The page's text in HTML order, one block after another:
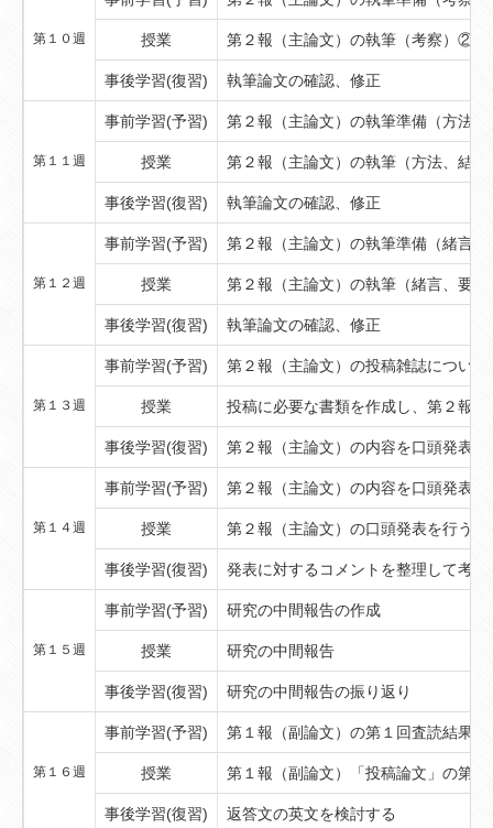
第１０週 授業 第２報（主論文）の執筆（考察）②
事後学習(復習) 執筆論文の確認、修正
第１１週
事前学習(予習) 第２報（主論文）の執筆準備（方法、
授業 第２報（主論文）の執筆（方法、結果
事後学習(復習) 執筆論文の確認、修正
第１２週
事前学習(予習) 第２報（主論文）の執筆準備（緒言
授業 第２報（主論文）の執筆（緒言、要
事後学習(復習) 執筆論文の確認、修正
第１３週
事前学習(予習) 第２報（主論文）の投稿雑誌について
授業 投稿に必要な書類を作成し、第２報
事後学習(復習) 第２報（主論文）の内容を口頭発表
第１４週
事前学習(予習) 第２報（主論文）の内容を口頭発表
授業 第２報（主論文）の口頭発表を行う
事後学習(復習) 発表に対するコメントを整理して考察
第１５週
事前学習(予習) 研究の中間報告の作成
授業 研究の中間報告
事後学習(復習) 研究の中間報告の振り返り
第１６週
事前学習(予習) 第１報（副論文）の第１回査読結果を
授業 第１報（副論文）「投稿論文」の第
事後学習(復習) 返答文の英文を検討する